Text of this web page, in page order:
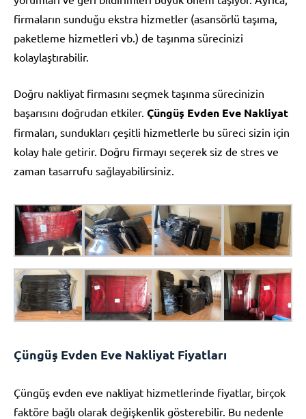
firmaların sunduğu ekstra hizmetler (asansörlü taşıma,
paketleme hizmetleri vb.) de taşınma sürecinizi
kolaylaştırabilir.
Doğru nakliyat firmasını seçmek taşınma sürecinizin
başarısını doğrudan etkiler. Çüngüş Evden Eve Nakliyat
firmaları, sundukları çeşitli hizmetlerle bu süreci sizin için
kolay hale getirir. Doğru firmayı seçerek siz de stres ve
zaman tasarrufu sağlayabilirsiniz.
Çüngüş Evden Eve Nakliyat Fiyatları
Çüngüş evden eve nakliyat hizmetlerinde fiyatlar, birçok
faktöre bağlı olarak değişkenlik gösterebilir. Bu nedenle